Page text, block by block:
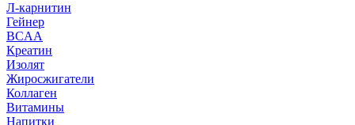
Л-карнитин
Гейнер
BCAA
Креатин
Изолят
Жиросжигатели
Коллаген
Витамины
Напитки